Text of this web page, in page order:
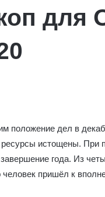
для
положение дел в
истощены. При
года. Из
человек пришёл к